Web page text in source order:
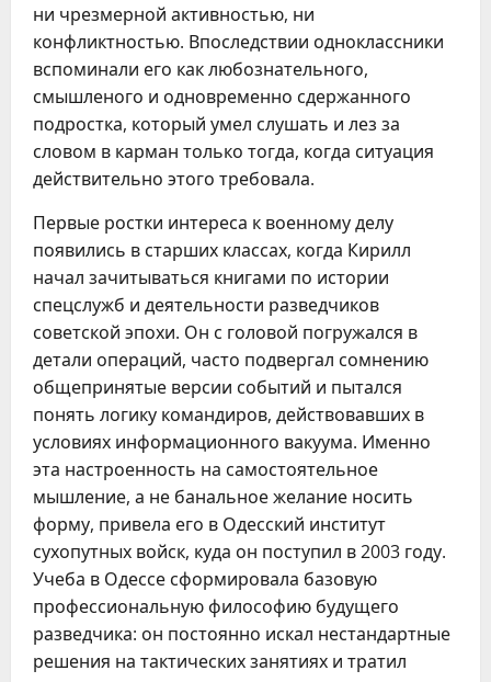
ни чрезмерной активностью, ни
конфликтностью. Впоследствии одноклассники
вспоминали его как любознательного,
смышленого и одновременно сдержанного
подростка, который умел слушать и лез за
словом в карман только тогда, когда ситуация
действительно этого требовала.
Первые ростки интереса к военному делу
появились в старших классах, когда Кирилл
начал зачитываться книгами по истории
спецслужб и деятельности разведчиков
советской эпохи. Он с головой погружался в
детали операций, часто подвергал сомнению
общепринятые версии событий и пытался
понять логику командиров, действовавших в
условиях информационного вакуума. Именно
эта настроенность на самостоятельное
мышление, а не банальное желание носить
форму, привела его в Одесский институт
сухопутных войск, куда он поступил в 2003 году.
Учеба в Одессе сформировала базовую
профессиональную философию будущего
разведчика: он постоянно искал нестандартные
решения на тактических занятиях и тратил